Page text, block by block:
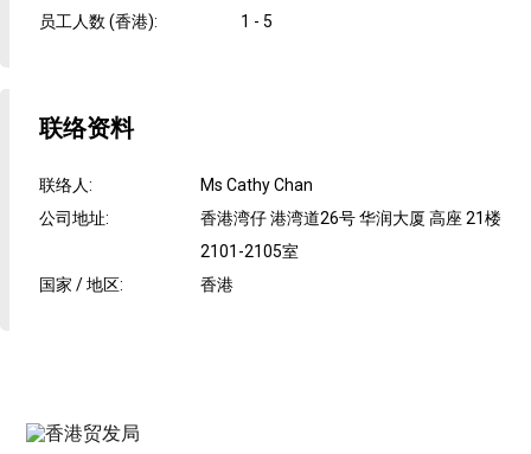
员工人数 (香港): 1 - 5
联络资料
联络人:
Ms Cathy Chan
公司地址:
香港湾仔 港湾道26号 华润大厦 高座 21楼
2101-2105室
国家 / 地区: 香港